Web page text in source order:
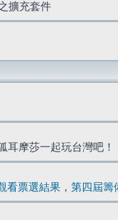
擴充套件
耳摩莎一起玩台灣吧！
看票選結果 ， 第四屆籌